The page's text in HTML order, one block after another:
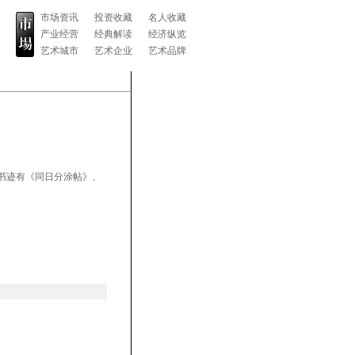
市场资讯
产业经营
艺术城市
投资收藏
经典解读
艺术企业
名人收藏
经济纵览
艺术品牌
有《同日分涂帖》、